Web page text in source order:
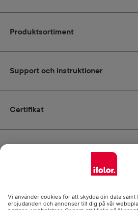
Certifikat
Produktsortiment
Support och instruktioner